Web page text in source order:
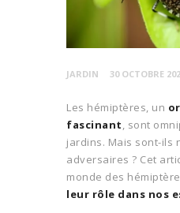
JARDIN 30 OCTOBRE
Les hémiptères, un
fascinant, sont
jardins. Mais sont-ils
adversaires ? Cet
monde des
leur rôle dans nos